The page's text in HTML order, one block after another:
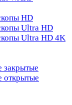
HD
Ultra HD
Ultra HD 4K
закрытые
открытые